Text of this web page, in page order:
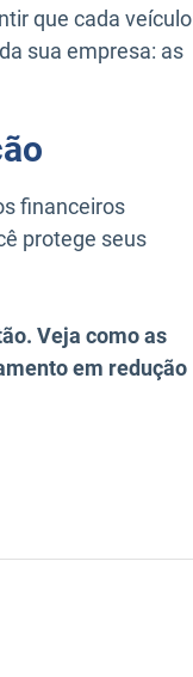
que cada veículo
sua empresa: as
financeiros
protege seus
Veja como as
em redução